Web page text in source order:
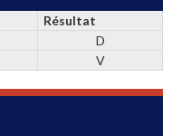
Résultat
D
V